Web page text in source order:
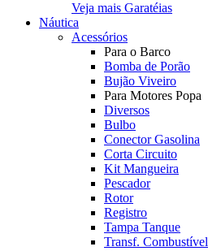
Veja mais Garatéias
Náutica
Acessórios
Para o Barco
Bomba de Porão
Bujão Viveiro
Para Motores Popa
Diversos
Bulbo
Conector Gasolina
Corta Circuito
Kit Mangueira
Pescador
Rotor
Registro
Tampa Tanque
Transf. Combustível